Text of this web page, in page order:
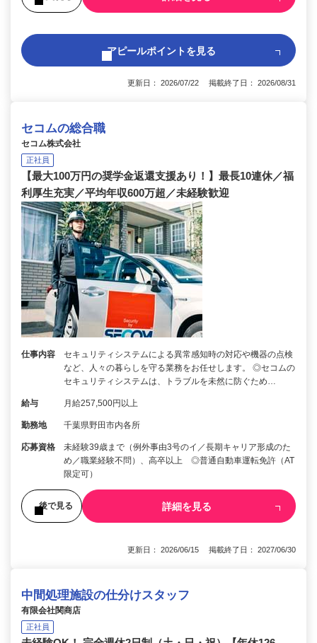
アピールポイントを見る
更新日： 2026/07/22 掲載終了日： 2026/08/31
セコムの総合職
セコム株式会社
正社員
【最大100万円の奨学金返還支援あり！】最長10連休／福
利厚生充実／平均年収600万超／未経験歓迎
仕事内容
セキュリティシステムによる異常感知時の対応や機器の点検
など、人々の暮らしを守る業務をお任せします。 ◎セコムの
セキュリティシステムは、トラブルを未然に防ぐため…
給与 月給257,500円以上
勤務地 千葉県野田市内各所
応募資格
未経験39歳まで（例外事由3号のイ／長期キャリア形成のた
め／職業経験不問）、高卒以上 ◎普通自動車運転免許（AT
限定可）
後で見る 詳細を見る
更新日： 2026/06/15 掲載終了日： 2027/06/30
中間処理施設の仕分けスタッフ
有限会社関商店
正社員